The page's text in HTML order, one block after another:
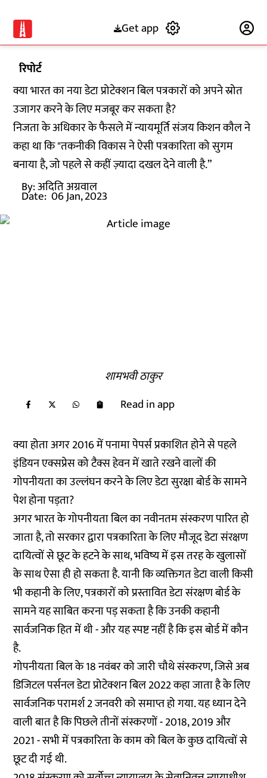
Get app
रिपोर्ट
क्या भारत का नया डेटा प्रोटेक्शन बिल पत्रकारों को अपने स्रोत
उजागर करने के लिए मजबूर कर सकता है?
निजता के अधिकार के फैसले में न्यायमूर्ति संजय किशन कौल ने
कहा था कि "तकनीकी विकास ने ऐसी पत्रकारिता को सुगम
बनाया है, जो पहले से कहीं ज़्यादा दखल देने वाली है.”
By:अदिति अग्रवाल
Date: 06 Jan, 2023
शामभवी ठाकुर
Read in app
क्या होता अगर 2016 में पनामा पेपर्स प्रकाशित होने से पहले
इंडियन एक्सप्रेस को टैक्स हेवन में खाते रखने वालों की
गोपनीयता का उल्लंघन करने के लिए डेटा सुरक्षा बोर्ड के सामने
पेश होना पड़ता?
अगर भारत के गोपनीयता बिल का नवीनतम संस्करण पारित हो
जाता है, तो सरकार द्वारा पत्रकारिता के लिए मौजूद डेटा संरक्षण
दायित्वों से छूट के हटने के साथ, भविष्य में इस तरह के खुलासों
के साथ ऐसा ही हो सकता है. यानी कि व्यक्तिगत डेटा वाली किसी
भी कहानी के लिए, पत्रकारों को प्रस्तावित डेटा संरक्षण बोर्ड के
सामने यह साबित करना पड़ सकता है कि उनकी कहानी
सार्वजनिक हित में थी - और यह स्पष्ट नहीं है कि इस बोर्ड में कौन
है.
गोपनीयता बिल के 18 नवंबर को जारी चौथे संस्करण, जिसे अब
डिजिटल पर्सनल डेटा प्रोटेक्शन बिल 2022 कहा जाता है के लिए
सार्वजनिक परामर्श 2 जनवरी को समाप्त हो गया. यह ध्यान देने
वाली बात है कि पिछले तीनों संस्करणों - 2018, 2019 और
2021 - सभी में पत्रकारिता के काम को बिल के कुछ दायित्वों से
छूट दी गई थी.